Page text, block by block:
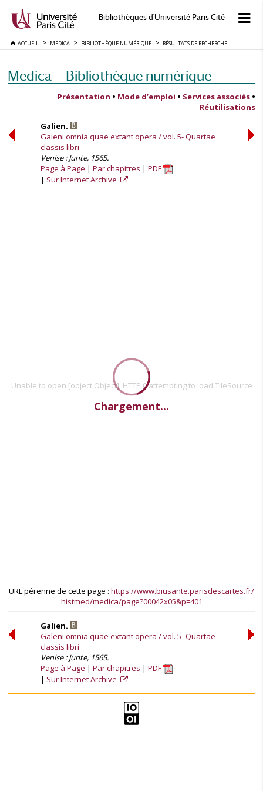
Bibliothèques d'Université Paris Cité
ACCUEIL MEDICA BIBLIOTHÈQUE NUMÉRIQUE RÉSULTATS DE RECHERCHE
Medica — Bibliothèque numérique
Présentation • Mode d’emploi • Services associés •
Réutilisations
Galien.
Galeni omnia quae extant opera / vol. 5- Quartae
classis libri
Venise : Junte, 1565.
Page à Page
Par chapitres
PDF
Sur Internet Archive
Unable to open [object Object]: HTTP 0 attempting to load TileSource
Chargement...
URL pérenne de cette page : https://www.biusante.parisdescartes.fr/
histmed/medica/page?00042x05&p=401
Galien.
Galeni omnia quae extant opera / vol. 5- Quartae
classis libri
Venise : Junte, 1565.
Page à Page
Par chapitres
PDF
Sur Internet Archive